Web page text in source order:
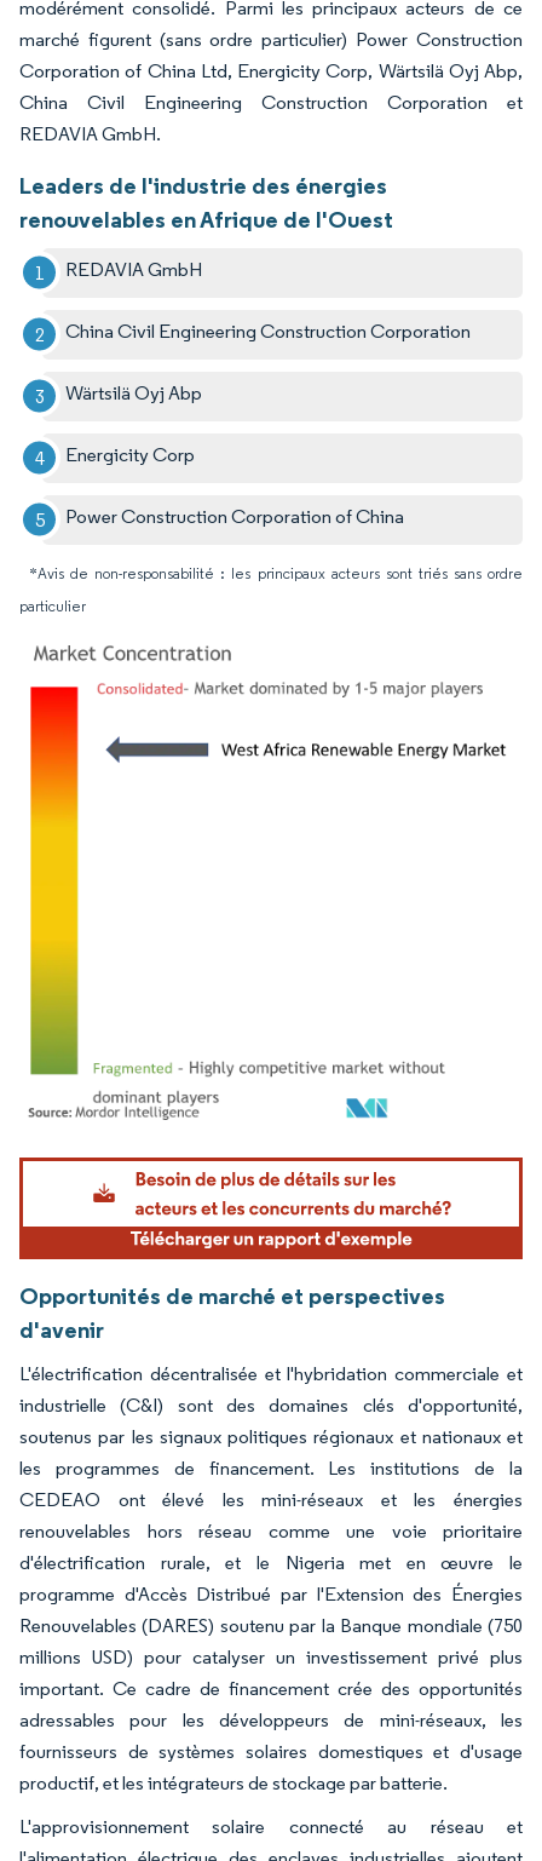
modérément consolidé. Parmi les principaux acteurs de ce
marché figurent (sans ordre particulier) Power Construction
Corporation of China Ltd, Energicity Corp, Wärtsilä Oyj Abp,
China Civil Engineering Construction Corporation et
REDAVIA GmbH.
Leaders de l'industrie des énergies
renouvelables en Afrique de l'Ouest
REDAVIA GmbH
China Civil Engineering Construction Corporation
Wärtsilä Oyj Abp
Energicity Corp
Power Construction Corporation of China
*Avis de non-responsabilité : les principaux acteurs sont triés sans ordre
particulier
Image © Mordor Intelligence. La réutilisation nécessite une attribution sous CC BY
Opportunités de marché et perspectives
d'avenir
L'électrification décentralisée et l'hybridation commerciale et
industrielle (C&I) sont des domaines clés d'opportunité,
soutenus par les signaux politiques régionaux et nationaux et
les programmes de financement. Les institutions de la
CEDEAO ont élevé les mini-réseaux et les énergies
renouvelables hors réseau comme une voie prioritaire
d'électrification rurale, et le Nigeria met en œuvre le
programme d'Accès Distribué par l'Extension des Énergies
Renouvelables (DARES) soutenu par la Banque mondiale (750
millions USD) pour catalyser un investissement privé plus
important. Ce cadre de financement crée des opportunités
adressables pour les développeurs de mini-réseaux, les
fournisseurs de systèmes solaires domestiques et d'usage
productif, et les intégrateurs de stockage par batterie.
L'approvisionnement solaire connecté au réseau et